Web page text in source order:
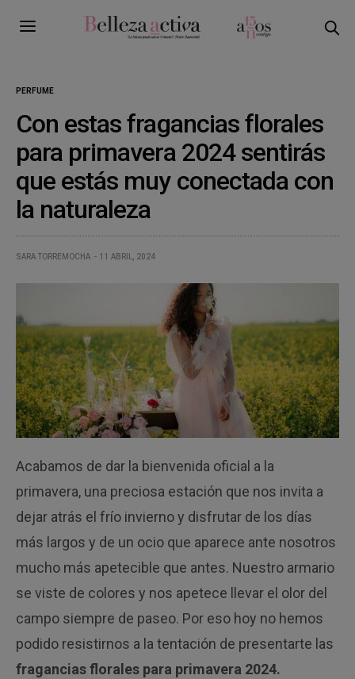
PERFUME
Con estas fragancias florales
para primavera 2024 sentirás
que estás muy conectada con
la naturaleza
SARA TORREMOCHA 11 ABRIL, 2024
Acabamos de dar la bienvenida oficial a la
primavera, una preciosa estación que nos invita a
dejar atrás el frío invierno y disfrutar de los días
más largos y de un ocio que aparece ante nosotros
mucho más apetecible que antes. Nuestro armario
se viste de colores y nos apetece llevar el olor del
campo siempre de paseo. Por eso hoy no hemos
podido resistirnos a la tentación de presentarte las
fragancias florales para primavera 2024.